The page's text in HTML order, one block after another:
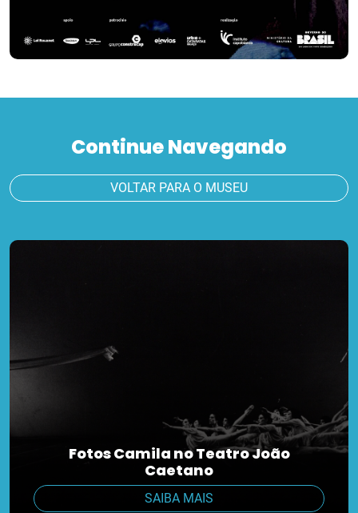
Continue Navegando
VOLTAR PARA O MUSEU
Fotos Camila no Teatro João
Caetano
SAIBA MAIS